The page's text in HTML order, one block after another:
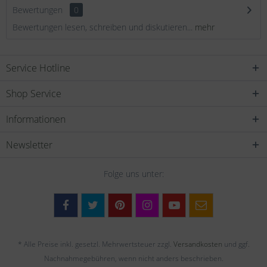
Bewertungen
0
Bewertungen lesen, schreiben und diskutieren... mehr
Service Hotline
Shop Service
Informationen
Newsletter
Folge uns unter:
* Alle Preise inkl. gesetzl. Mehrwertsteuer zzgl. Versandkosten und ggf.
Nachnahmegebühren, wenn nicht anders beschrieben.